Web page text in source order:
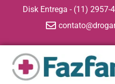
Disk Entrega - (11) 2957-